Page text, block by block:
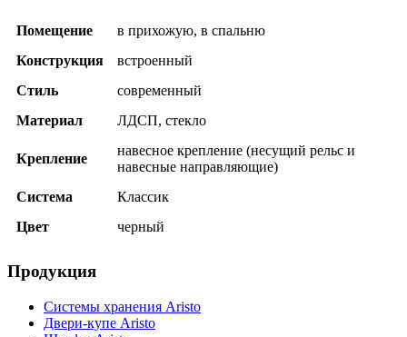
Помещение
в прихожую, в спальню
Конструкция
встроенный
Стиль
современный
Материал
ЛДСП, стекло
Крепление
навесное крепление (несущий рельс и
навесные направляющие)
Система
Классик
Цвет
черный
Продукция
Системы хранения Aristo
Двери-купе Aristo